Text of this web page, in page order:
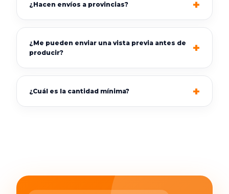
¿Hacen envíos a provincias?
¿Me pueden enviar una vista previa antes de
producir?
¿Cuál es la cantidad mínima?